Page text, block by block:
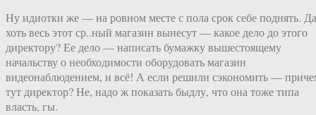
Ну идиотки же — на ровном месте с пола срок себе поднять. Да
хоть весь этот ср..ный магазин вынесут — какое дело до этого
директору? Ее дело — написать бумажку вышестоящему
начальству о необходимости оборудовать магазин
видеонаблюдением, и всё! А если решили сэкономить —
тут директор? Не, надо ж показать быдлу, что она тоже типа
власть, гы.